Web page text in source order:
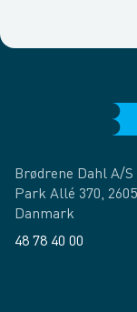
Brødrene Dahl A/S
Park Allé 370,
Danmark
48 78 40 00